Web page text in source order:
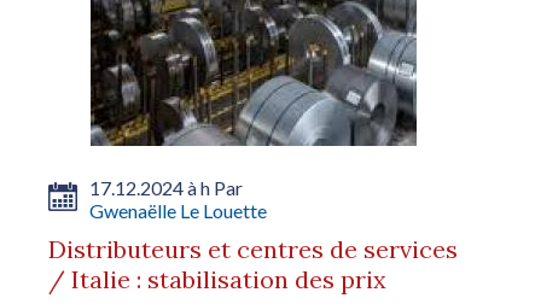
17.12.2024 à h Par
Gwenaëlle Le Louette
Distributeurs et centres de services
/ Italie : stabilisation des prix